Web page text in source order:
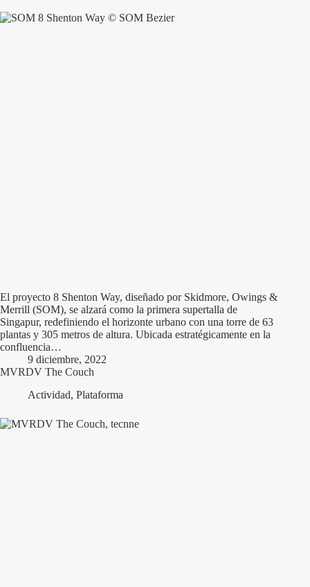
El proyecto 8 Shenton Way, diseñado por Skidmore, Owings &
Merrill (SOM), se alzará como la primera supertalla de
Singapur, redefiniendo el horizonte urbano con una torre de 63
plantas y 305 metros de altura. Ubicada estratégicamente en la
confluencia…
9 diciembre, 2022
MVRDV The Couch
Actividad, Plataforma